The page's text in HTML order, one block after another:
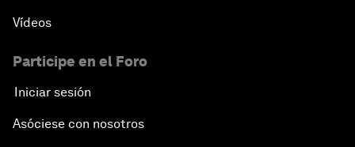
Vídeos
Participe en el Foro
Iniciar sesión
Asóciese con nosotros